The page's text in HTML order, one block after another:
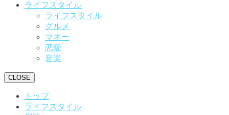
ライフスタイル
ライフスタイル
グルメ
マネー
恋愛
音楽
CLOSE
トップ
ライフスタイル